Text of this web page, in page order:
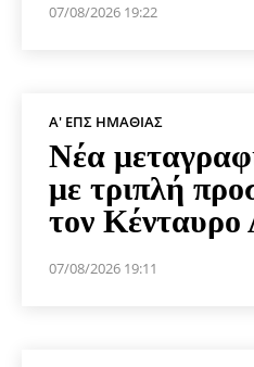
07/08/2026 19:22
Α' ΕΠΣ ΗΜΑΘΊΑΣ
Νέα
με τριπλή
τον Κένταυρο
07/08/2026 19:11